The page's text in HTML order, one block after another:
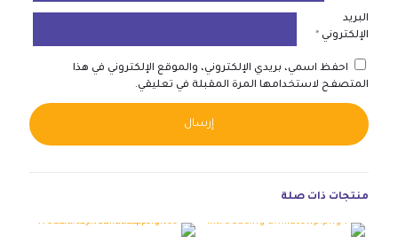
البريد
الإلكتروني *
احفظ اسمي، بريدي الإلكتروني، والموقع الإلكتروني في هذا
المتصفح لاستخدامها المرة المقبلة في تعليقي.
منتجات ذات صلة